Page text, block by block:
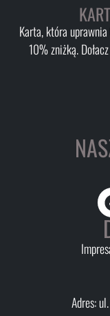
Karta, która
10% zniżką.
Adres: